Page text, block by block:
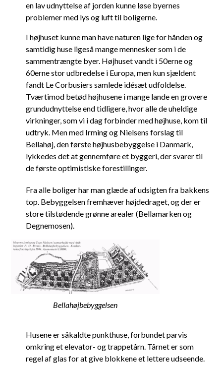
en lav udnyttelse af jorden kunne løse byernes
problemer med lys og luft til boligerne.
I højhuset kunne man have naturen lige for hånden og
samtidig huse ligeså mange mennesker som i de
sammentrængte byer. Højhuset vandt i 50erne og
60erne stor udbredelse i Europa, men kun sjældent
fandt Le Corbusiers samlede idésæt udfoldelse.
Tværtimod betød højhusene i mange lande en grovere
grundudnyttelse end tidligere, hvor alle de uheldige
virkninger, som vi i dag forbinder med højhuse, kom til
udtryk. Men med Irming og Nielsens forslag til
Bellahøj, den første højhusbebyggelse i Danmark,
lykkedes det at gennemføre et byggeri, der svarer til
de første optimistiske forestillinger.
Fra alle boliger har man glæde af udsigten fra bakkens
top. Bebyggelsen fremhæver højdedraget, og der er
store tilstødende grønne arealer (Bellamarken og
Degnemosen).
Bellahøjbebyggelsen
Husene er såkaldte punkthuse, forbundet parvis
omkring et elevator- og trappetårn. Tårnet er som
regel af glas for at give blokkene et lettere udseende.